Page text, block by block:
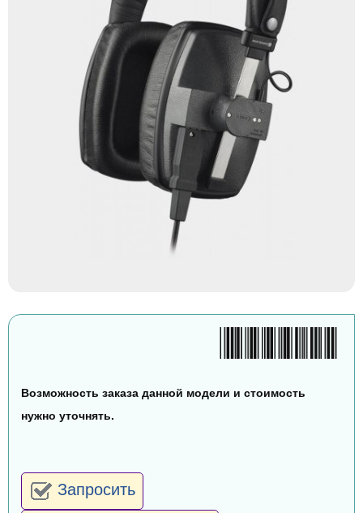
Возможность заказа данной модели и стоимость
нужно уточнять.
Запросить